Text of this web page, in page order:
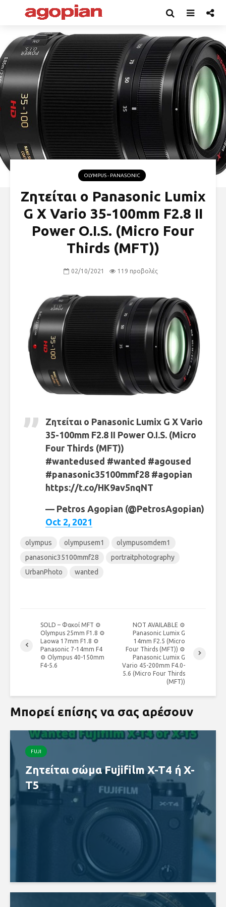
OLYMPUS - PANASONIC
Ζητείται ο Panasonic Lumix
G X Vario 35-100mm F2.8 II
Power O.I.S. (Micro Four
Thirds (MFT))
02/10/2021 119 προβολές
Ζητείται ο Panasonic Lumix G X Vario
35-100mm F2.8 II Power O.I.S. (Micro
Four Thirds (MFT))
#wantedused #wanted #agoused
#panasonic35100mmf28 #agopian
https://t.co/HK9av5nqNT
— Petros Agopian (@PetrosAgopian)
Oct 2, 2021
olympus olympusem1
olympusomdem1
panasonic35100mmf28
portraitphotography
UrbanPhoto
wanted
SOLD – Φακοί MFT ⚙
Olympus 25mm F1.8 ⚙
Laowa 17mm F1.8 ⚙
Panasonic 7-14mm F4
⚙ Olympus 40-150mm
F4-5.6
NOT AVAILABLE ⚙
Panasonic Lumix G
14mm F2.5 (Micro
Four Thirds (MFT)) ⚙
Panasonic Lumix G
Vario 45-200mm F4.0-
5.6 (Micro Four Thirds
(MFT))
Μπορεί επίσης να σας αρέσουν
FUJI
Ζητείται σώμα Fujifilm X-T4 ή X-
T5